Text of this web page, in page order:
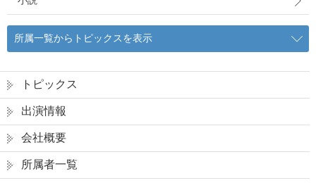
所属一覧からトピックスを表示
トピックス
出演情報
会社概要
所属者一覧